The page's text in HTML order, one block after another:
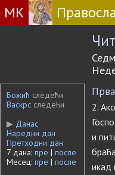
МК
Божић следећи
Васкрс следећи
▶ Данас
Наредни дан
Претходни дан
7 дана: пре | после
Месец: пре | после
2.
и
икад